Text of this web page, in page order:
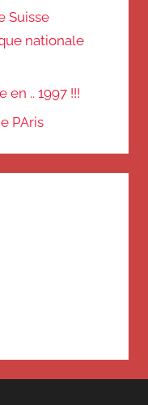
Suisse
nationale
en .. 1997 !!!
PAris